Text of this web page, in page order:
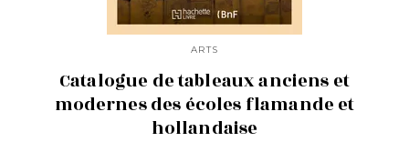
ARTS
Catalogue de tableaux anciens et
modernes des écoles flamande et
hollandaise